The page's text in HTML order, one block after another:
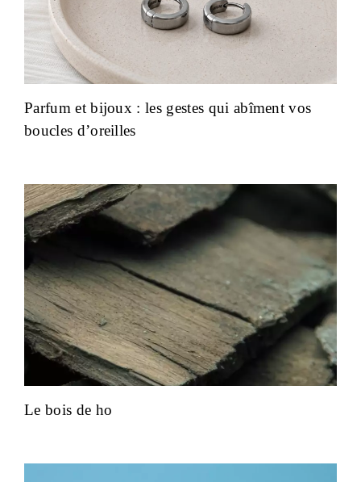
Parfum et bijoux : les gestes qui abîment vos
boucles d’oreilles
Le bois de ho